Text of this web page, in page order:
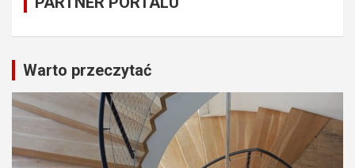
Warto przeczytać